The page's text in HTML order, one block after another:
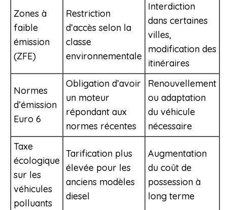
Zones à
faible
émission
(ZFE)
Restriction
d’accès selon la
classe
environnementale
Interdiction
dans certaines
villes,
modification des
itinéraires
Normes
d’émission
Euro 6
Obligation d’avoir
un moteur
répondant aux
normes récentes
Renouvellement
ou adaptation
du véhicule
nécessaire
Taxe
écologique
sur les
véhicules
polluants
Tarification plus
élevée pour les
anciens modèles
diesel
Augmentation
du coût de
possession à
long terme